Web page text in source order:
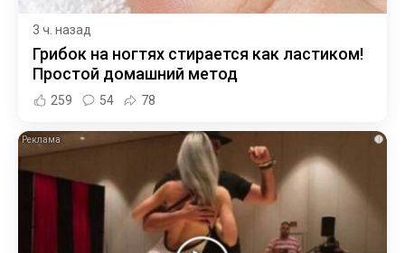
3 ч. назад
Грибок на ногтях стирается как ластиком!
Простой домашний метод
259 54 78
i